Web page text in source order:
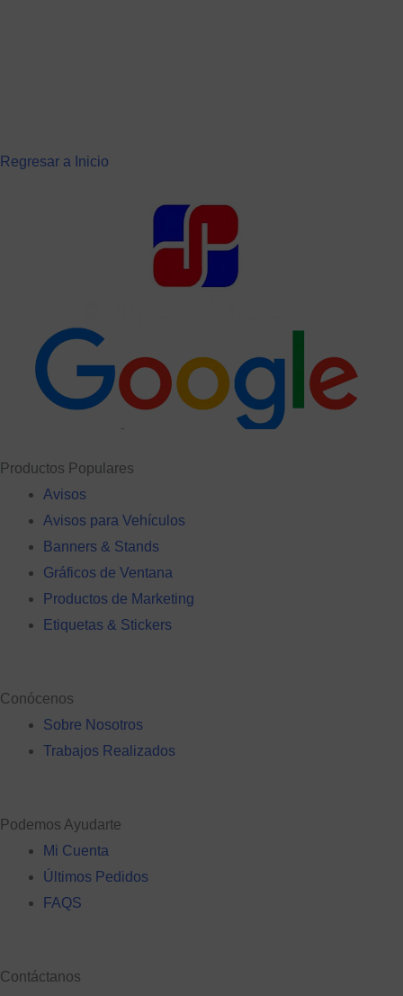
Regresar a Inicio
Productos Populares
Avisos
Avisos para Vehículos
Banners & Stands
Gráficos de Ventana
Productos de Marketing
Etiquetas & Stickers
Conócenos
Sobre Nosotros
Trabajos Realizados
Podemos Ayudarte
Mi Cuenta
Últimos Pedidos
FAQS
Contáctanos